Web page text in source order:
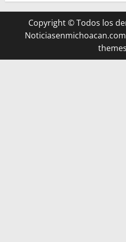
Copyright © Todos los
Noticiasenmichoacan.com